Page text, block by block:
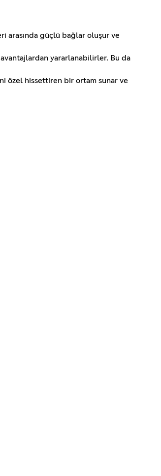
arasında güçlü bağlar oluşur ve
yararlanabilirler. Bu da
özel hissettiren bir ortam sunar ve